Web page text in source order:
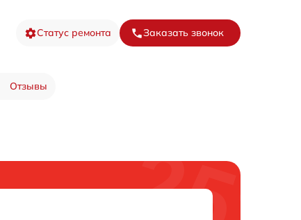
Статус ремонта Заказать звонок
Отзывы